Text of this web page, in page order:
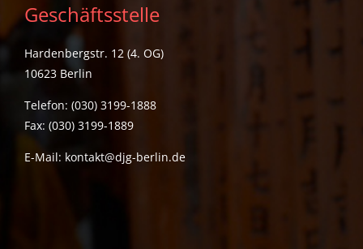
Geschäftsstelle
Hardenbergstr. 12 (4. OG)
10623 Berlin
Telefon: (030) 3199-1888
Fax: (030) 3199-1889
E-Mail: kontakt@djg-berlin.de